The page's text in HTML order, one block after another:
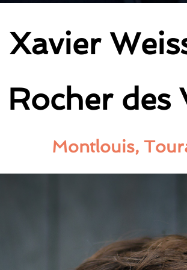
Xavier
Rocher des
Montlouis,